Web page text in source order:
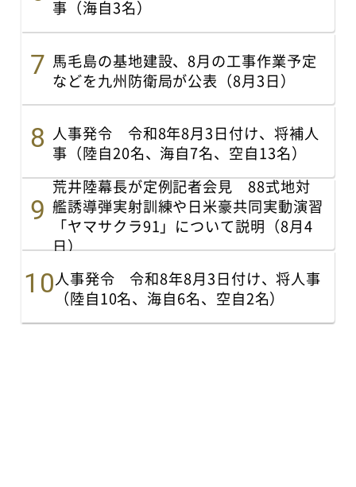
事（海自3名）
馬毛島の基地建設、8月の工事作業予定
などを九州防衛局が公表（8月3日）
人事発令 令和8年8月3日付け、将補人
事（陸自20名、海自7名、空自13名）
荒井陸幕長が定例記者会見 88式地対
艦誘導弾実射訓練や日米豪共同実動演習
「ヤマサクラ91」について説明（8月4
日）
人事発令 令和8年8月3日付け、将人事
（陸自10名、海自6名、空自2名）